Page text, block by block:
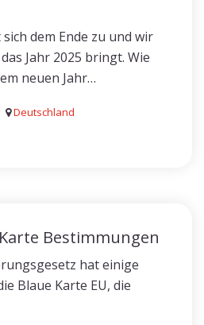
dem Ende zu und wir
Jahr 2025 bringt. Wie
neuen Jahr…
Deutschland
Bestimmungen
hat einige
Blaue Karte EU, die